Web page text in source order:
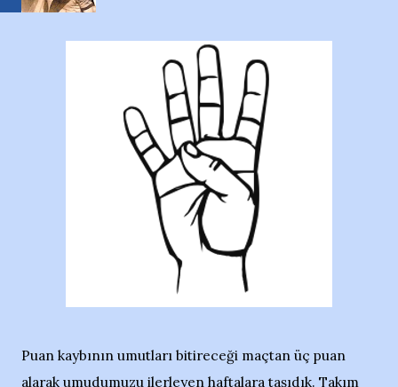
Puan kaybının umutları bitireceği maçtan üç puan
alarak umudumuzu ilerleyen haftalara taşıdık. Takım